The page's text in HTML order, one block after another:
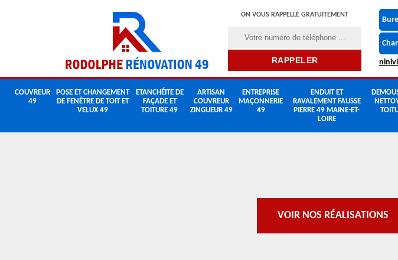
ON VOUS RAPPELLE GRATUITEMENT
COUVREUR
49
POSE ET CHANGEMENT
DE FENÊTRE DE TOIT ET
VELUX 49
ETANCHÉITE DE
FAÇADE ET
TOITURE 49
ARTISAN
COUVREUR
ZINGUEUR 49
ENTREPRISE
MAÇONNERIE
49
ENDUIT ET
RAVALEMENT FAUSSE
PIERRE 49 MAINE-ET-
LOIRE
VOIR NOS RÉALISATIONS